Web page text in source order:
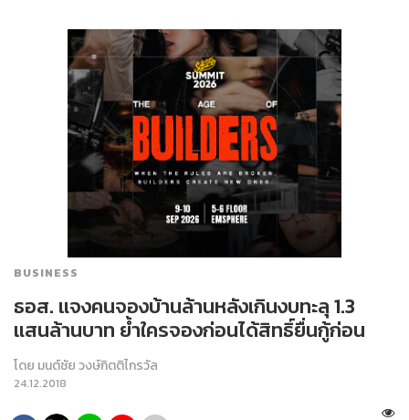
BUSINESS
ธอส. แจงคนจองบ้านล้านหลังเกินงบทะลุ 1.3
แสนล้านบาท ย้ำใครจองก่อนได้สิทธิ์ยื่นกู้ก่อน
โดย มนต์ชัย วงษ์กิตติไกรวัล
24.12.2018